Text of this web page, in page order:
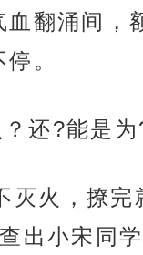
血翻涌间，
。
还?能是为
灭火，撩完
出小宋同学